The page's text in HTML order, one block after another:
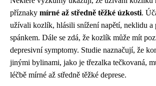
příznaky mírné až středně těžké úzkosti.
užívali kozlík, hlásili snížení napětí, neklidu a
spánkem. Dále se zdá, že kozlík může mít
depresivní symptomy. Studie naznačují, že
jinými bylinami, jako je třezalka tečkovaná,
léčbě mírné až středně těžké deprese.